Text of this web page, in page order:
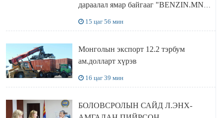
дараалал ямар байгааг "BENZIN.MN”
15 цаг 56 мин
Монголын экспорт 12.2 тэрбум
ам.долларт хүрэв
16 цаг 39 мин
БОЛОВСРОЛЫН САЙД Л.ЭНХ-